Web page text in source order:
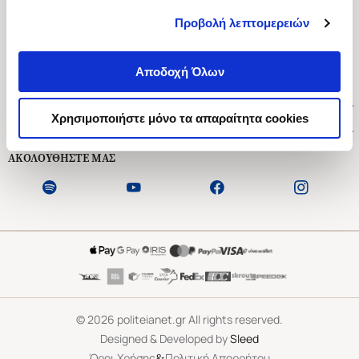
Προβολή λεπτομερειών
Αποδοχή Όλων
Χρησιμοποιήστε μόνο τα απαραίτητα cookies
Ασκληπιού 1-3, Αθήνα 106 79
Δευτέρα - Παρασκευή 09:00-21:00
Εξυπηρέτηση Πελατών
ΑΚΟΛΟΥΘΗΣΤΕ ΜΑΣ
©2026 politeianet.gr All rights reserved.
Designed & Developed bySleed